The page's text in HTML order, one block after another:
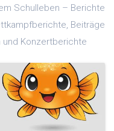
Schulleben – Berichte
Beiträge
und Konzertberichte